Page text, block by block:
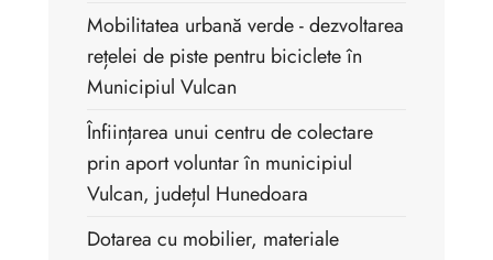
Mobilitatea urbană verde - dezvoltarea
rețelei de piste pentru biciclete în
Municipiul Vulcan
Înființarea unui centru de colectare
prin aport voluntar în municipiul
Vulcan, județul Hunedoara
Dotarea cu mobilier, materiale